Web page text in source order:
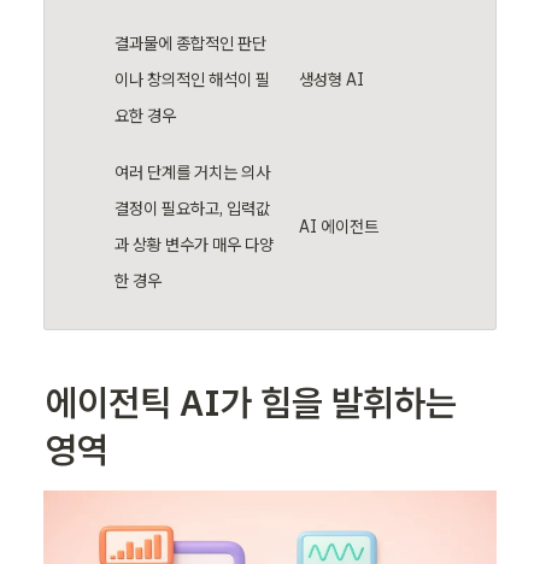
결과물에 종합적인 판단
이나 창의적인 해석이 필
요한 경우
생성형 AI
여러 단계를 거치는 의사
결정이 필요하고, 입력값
과 상황 변수가 매우 다양
한 경우
AI 에이전트
에이전틱 AI가 힘을 발휘하는
영역